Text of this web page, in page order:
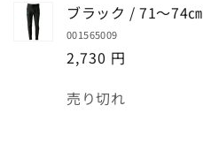
ら
す
や
ブラック / 71～74㎝
001565009
2,730 円
数
売り切れ